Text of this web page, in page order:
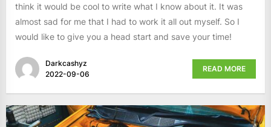
think it would be cool to write what I know about it. It was
almost sad for me that I had to work it all out myself. So I
would like to give you a head start and save your time!
Darkcashyz
2022-09-06
READ MORE